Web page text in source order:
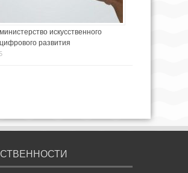
искусственного
развития